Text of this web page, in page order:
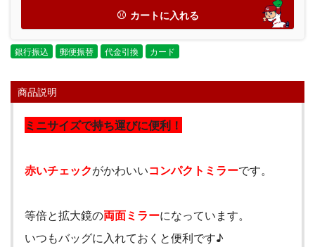
カートに入れる
銀行振込 郵便振替 代金引換 カード
商品説明
ミニサイズで持ち運びに便利！
赤いチェックがかわいいコンパクトミラーです。
等倍と拡大鏡の両面ミラーになっています。
いつもバッグに入れておくと便利です♪